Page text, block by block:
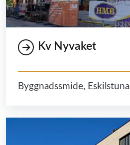
Kv Nyvaket
Byggnadssmide, Eskilstuna